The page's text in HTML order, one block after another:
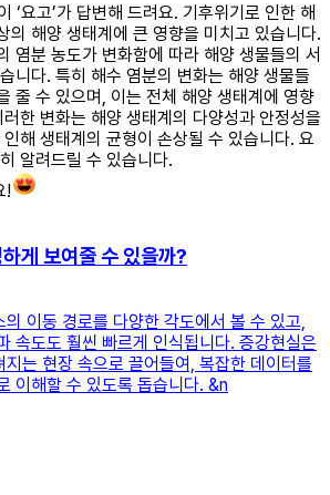
‘요고’가 답변해 드려요. 기후위기로 인한 해
의 해양 생태계에 큰 영향을 미치고 있습니다.
염분 농도가 변화함에 따라 해양 생물들의 서
니다. 특히 해수 염분의 변화는 해양 생물들
줄 수 있으며, 이는 전체 해양 생태계에 영향
한 변화는 해양 생태계의 다양성과 안정성을
해 생태계의 균형이 손상될 수 있습니다. 요
알려드릴 수 있습니다.
!
게 보여줄 수 있을까?
이동 경로를 다양한 각도에서 볼 수 있고,
속도도 훨씬 빠르게 인식됩니다. 증강현실은
는 현장 속으로 끌어들여, 복잡한 데이터를
이해할 수 있도록 돕습니다. &n